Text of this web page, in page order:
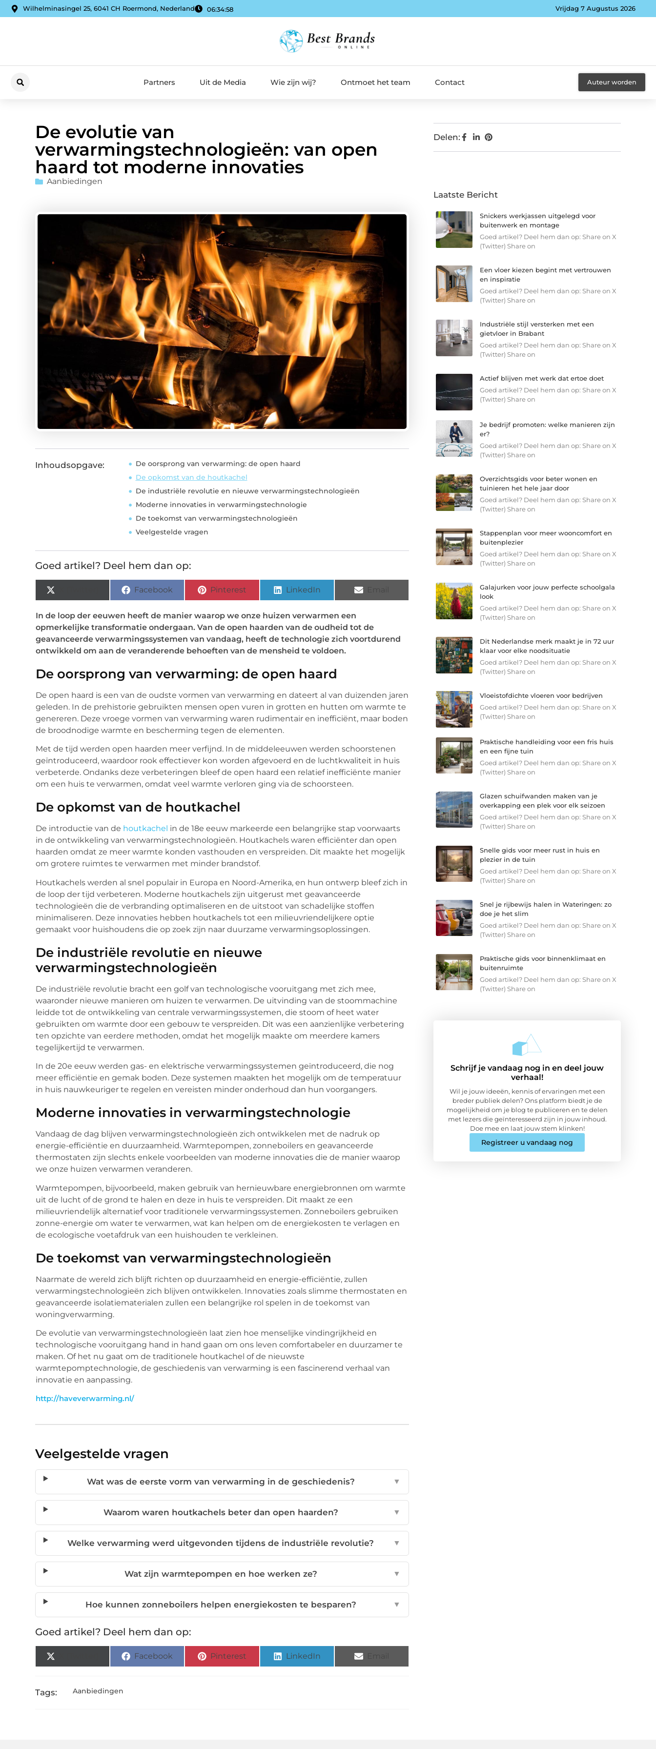
Wilhelminasingel 25, 6041 CH Roermond, Nederland 06:34:59 Vrijdag 7 Augustus 2026
Partners Uit de Media Wie zijn wij? Ontmoet het team Contact Auteur worden
De evolutie van
verwarmingstechnologieën: van open
haard tot moderne innovaties
Aanbiedingen
Inhoudsopgave:
De oorsprong van verwarming: de open haard
De opkomst van de houtkachel
De industriële revolutie en nieuwe verwarmingstechnologieën
Moderne innovaties in verwarmingstechnologie
De toekomst van verwarmingstechnologieën
Veelgestelde vragen
Goed artikel? Deel hem dan op:
Facebook Pinterest LinkedIn
In de loop der eeuwen heeft de manier waarop we onze huizen verwarmen een
opmerkelijke transformatie ondergaan. Van de open haarden van de oudheid tot de
geavanceerde verwarmingssystemen van vandaag, heeft de technologie zich voortdurend
ontwikkeld om aan de veranderende behoeften van de mensheid te voldoen.
De oorsprong van verwarming: de open haard
De open haard is een van de oudste vormen van verwarming en dateert al van duizenden jaren
geleden. In de prehistorie gebruikten mensen open vuren in grotten en hutten om warmte te
genereren. Deze vroege vormen van verwarming waren rudimentair en inefficiënt, maar boden
de broodnodige warmte en bescherming tegen de elementen.
Met de tijd werden open haarden meer verfijnd. In de middeleeuwen werden schoorstenen
geïntroduceerd, waardoor rook effectiever kon worden afgevoerd en de luchtkwaliteit in huis
verbeterde. Ondanks deze verbeteringen bleef de open haard een relatief inefficiënte manier
om een huis te verwarmen, omdat veel warmte verloren ging via de schoorsteen.
De opkomst van de houtkachel
De introductie van de houtkachel in de 18e eeuw markeerde een belangrijke stap voorwaarts
in de ontwikkeling van verwarmingstechnologieën. Houtkachels waren efficiënter dan open
haarden omdat ze meer warmte konden vasthouden en verspreiden. Dit maakte het mogelijk
om grotere ruimtes te verwarmen met minder brandstof.
Houtkachels werden al snel populair in Europa en Noord-Amerika, en hun ontwerp bleef zich in
de loop der tijd verbeteren. Moderne houtkachels zijn uitgerust met geavanceerde
technologieën die de verbranding optimaliseren en de uitstoot van schadelijke stoffen
minimaliseren. Deze innovaties hebben houtkachels tot een milieuvriendelijkere optie
gemaakt voor huishoudens die op zoek zijn naar duurzame verwarmingsoplossingen.
De industriële revolutie en nieuwe
verwarmingstechnologieën
De industriële revolutie bracht een golf van technologische vooruitgang met zich mee,
waaronder nieuwe manieren om huizen te verwarmen. De uitvinding van de stoommachine
leidde tot de ontwikkeling van centrale verwarmingssystemen, die stoom of heet water
gebruikten om warmte door een gebouw te verspreiden. Dit was een aanzienlijke verbetering
ten opzichte van eerdere methoden, omdat het mogelijk maakte om meerdere kamers
tegelijkertijd te verwarmen.
In de 20e eeuw werden gas- en elektrische verwarmingssystemen geïntroduceerd, die nog
meer efficiëntie en gemak boden. Deze systemen maakten het mogelijk om de temperatuur
in huis nauwkeuriger te regelen en vereisten minder onderhoud dan hun voorgangers.
Moderne innovaties in verwarmingstechnologie
Vandaag de dag blijven verwarmingstechnologieën zich ontwikkelen met de nadruk op
energie-efficiëntie en duurzaamheid. Warmtepompen, zonneboilers en geavanceerde
thermostaten zijn slechts enkele voorbeelden van moderne innovaties die de manier waarop
we onze huizen verwarmen veranderen.
Warmtepompen, bijvoorbeeld, maken gebruik van hernieuwbare energiebronnen om warmte
uit de lucht of de grond te halen en deze in huis te verspreiden. Dit maakt ze een
milieuvriendelijk alternatief voor traditionele verwarmingssystemen. Zonneboilers gebruiken
zonne-energie om water te verwarmen, wat kan helpen om de energiekosten te verlagen en
de ecologische voetafdruk van een huishouden te verkleinen.
De toekomst van verwarmingstechnologieën
Naarmate de wereld zich blijft richten op duurzaamheid en energie-efficiëntie, zullen
verwarmingstechnologieën zich blijven ontwikkelen. Innovaties zoals slimme thermostaten en
geavanceerde isolatiematerialen zullen een belangrijke rol spelen in de toekomst van
woningverwarming.
De evolutie van verwarmingstechnologieën laat zien hoe menselijke vindingrijkheid en
technologische vooruitgang hand in hand gaan om ons leven comfortabeler en duurzamer te
maken. Of het nu gaat om de traditionele houtkachel of de nieuwste
warmtepomptechnologie, de geschiedenis van verwarming is een fascinerend verhaal van
innovatie en aanpassing.
http://haveverwarming.nl/
Veelgestelde vragen
Wat was de eerste vorm van verwarming in de geschiedenis? ▼
Waarom waren houtkachels beter dan open haarden? ▼
Welke verwarming werd uitgevonden tijdens de industriële revolutie? ▼
Wat zijn warmtepompen en hoe werken ze? ▼
Hoe kunnen zonneboilers helpen energiekosten te besparen? ▼
Goed artikel? Deel hem dan op:
Facebook Pinterest LinkedIn
Tags: Aanbiedingen
Delen:
Laatste Bericht
Snickers werkjassen uitgelegd voor
buitenwerk en montage
Goed artikel? Deel hem dan op: Share on X
(Twitter) Share on
Een vloer kiezen begint met vertrouwen
en inspiratie
Goed artikel? Deel hem dan op: Share on X
(Twitter) Share on
Industriële stijl versterken met een
gietvloer in Brabant
Goed artikel? Deel hem dan op: Share on X
(Twitter) Share on
Actief blijven met werk dat ertoe doet
Goed artikel? Deel hem dan op: Share on X
(Twitter) Share on
Je bedrijf promoten: welke manieren zijn
er?
Goed artikel? Deel hem dan op: Share on X
(Twitter) Share on
Overzichtsgids voor beter wonen en
tuinieren het hele jaar door
Goed artikel? Deel hem dan op: Share on X
(Twitter) Share on
Stappenplan voor meer wooncomfort en
buitenplezier
Goed artikel? Deel hem dan op: Share on X
(Twitter) Share on
Galajurken voor jouw perfecte schoolgala
look
Goed artikel? Deel hem dan op: Share on X
(Twitter) Share on
Dit Nederlandse merk maakt je in 72 uur
klaar voor elke noodsituatie
Goed artikel? Deel hem dan op: Share on X
(Twitter) Share on
Vloeistofdichte vloeren voor bedrijven
Goed artikel? Deel hem dan op: Share on X
(Twitter) Share on
Praktische handleiding voor een fris huis
en een fijne tuin
Goed artikel? Deel hem dan op: Share on X
(Twitter) Share on
Glazen schuifwanden maken van je
overkapping een plek voor elk seizoen
Goed artikel? Deel hem dan op: Share on X
(Twitter) Share on
Snelle gids voor meer rust in huis en
plezier in de tuin
Goed artikel? Deel hem dan op: Share on X
(Twitter) Share on
Snel je rijbewijs halen in Wateringen: zo
doe je het slim
Goed artikel? Deel hem dan op: Share on X
(Twitter) Share on
Praktische gids voor binnenklimaat en
buitenruimte
Goed artikel? Deel hem dan op: Share on X
(Twitter) Share on
Schrijf je vandaag nog in en deel jouw
verhaal!
Wil je jouw ideeën, kennis of ervaringen met een
breder publiek delen? Ons platform biedt je de
mogelijkheid om je blog te publiceren en te delen
met lezers die geïnteresseerd zijn in jouw inhoud.
Doe mee en laat jouw stem klinken!
Registreer u vandaag nog